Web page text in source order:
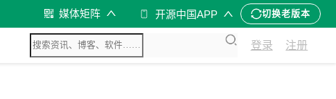
媒体矩阵 开源中国APP 切换老版本
登录 注册